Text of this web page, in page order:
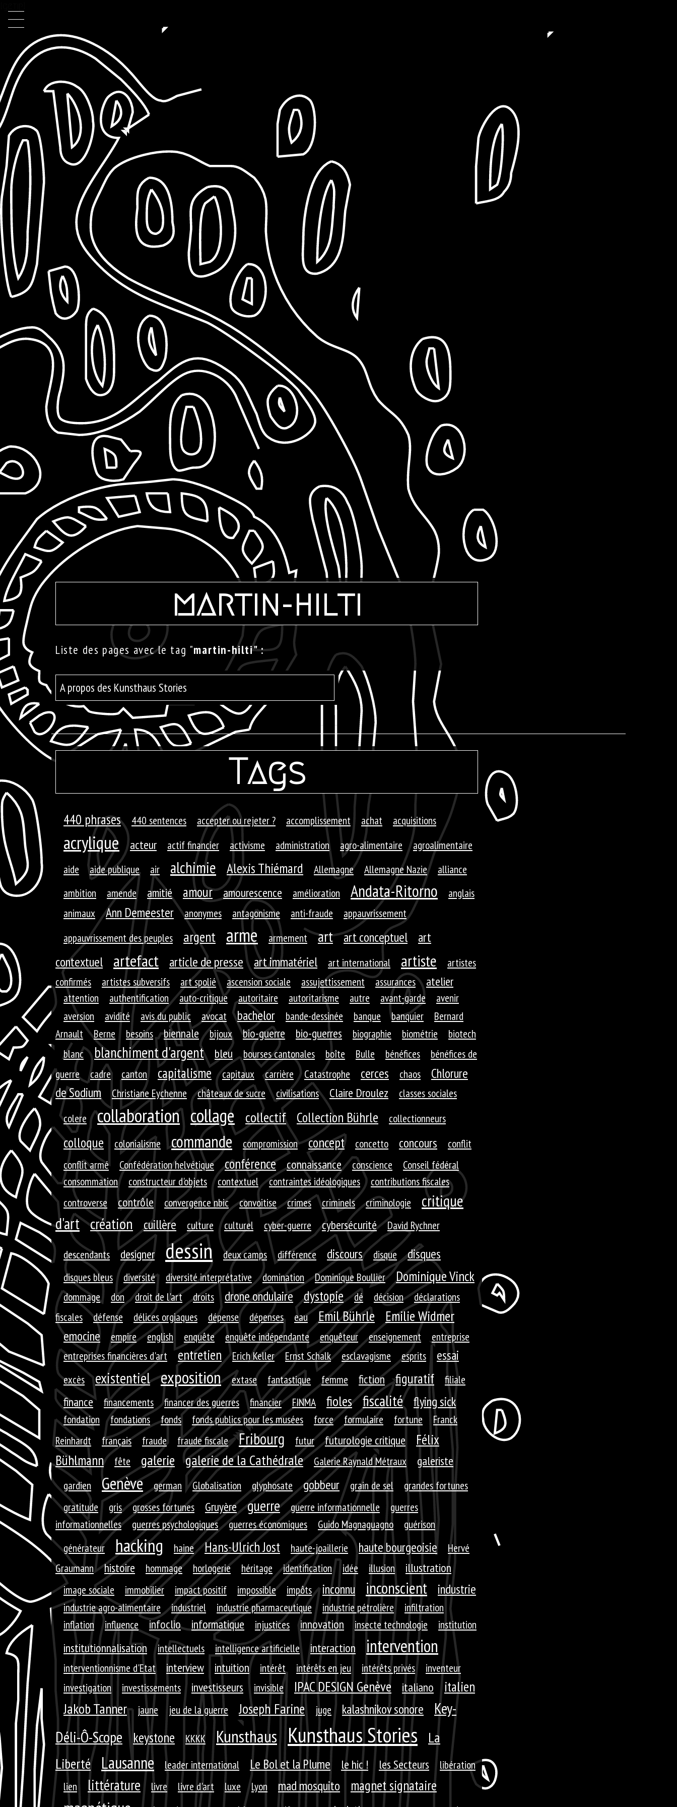
martin-hilti
Liste des pages avec le tag "martin-hilti" :
A propos des Kunsthaus Stories
Tags
440 phrases 440 sentences accepter ou rejeter ? accomplissement achat acquisitions
acrylique acteur actif financier activisme administration agro-alimentaire
agroalimentaire
aide
aide publique air alchimie Alexis Thiémard Allemagne Allemagne Nazie
alliance
ambition
amende amitié amour amourescence amélioration Andata-Ritorno
anglais
animaux
Ann Demeester anonymes antagonisme anti-fraude
appauvrissement
appauvrissement des peuples
argent arme armement art art conceptuel
art
contextuel
artefact article de presse art immatériel art international artiste
artistes
confirmés
artistes subversifs art spolié ascension sociale assujettissement assurances atelier
attention authentification auto-critique autoritaire autoritarisme autre avant-garde
avenir
aversion
avidité avis du public avocat bachelor bande-dessinée banque banquier
Bernard
Arnault
Berne besoins biennale bijoux bio-guerre bio-guerres biographie biométrie
biotech
blanc
blanchiment d'argent bleu bourses cantonales boîte Bulle bénéfices
bénéfices de
guerre
cadre canton capitalisme capitaux carrière Catastrophe cerces chaos
Chlorure
de Sodium
Christiane Eychenne châteaux de sucre civilisations Claire Droulez
classes sociales
colere
collaboration collage collectif Collection Bührle collectionneurs
colloque colonialisme commande compromission concept concetto concours
conflit
conflit armé
Confédération helvétique conférence connaissance conscience
Conseil fédéral
consommation
constructeur d'objets contextuel contraintes idéologiques
contributions fiscales
controverse
contrôle convergence nbic convoitise crimes criminels criminologie
critique
d'art création cuillère culture culturel cyber-guerre cybersécurité David Rychner
descendants designer dessin deux camps différence discours disque disques
disques bleus diversité diversité interprétative domination Dominique Boullier Dominique Vinck
dommage don droit de l'art droits drone ondulaire dystopie dé décision
déclarations
fiscales
défense délices orgiaques dépense dépenses eau Emil Bührle Emilie Widmer
emocine empire english enquête enquête indépendante enquêteur enseignement
entreprise
entreprises financières d'art
entretien Erich Keller Ernst Schalk esclavagisme esprits essai
excès existentiel exposition extase fantastique femme fiction figuratif filiale
finance financements financer des guerres financier FINMA fioles fiscalité flying sick
fondation fondations fonds fonds publics pour les musées force formulaire fortune
Franck
Reinhardt
français fraude fraude fiscale Fribourg futur futurologie critique
Félix
Bühlmann
fête galerie galerie de la Cathédrale Galerie Raynald Métraux galeriste
gardien Genève german Globalisation glyphosate gobbeur grain de sel
grandes fortunes
gratitude
gris grosses fortunes Gruyère guerre guerre informationnelle
guerres
informationnelles
guerres psychologiques guerres économiques Guido Magnaguagno
guérison
générateur
hacking haine Hans-Ulrich Jost haute-joaillerie haute bourgeoisie
Hervé
Graumann
histoire hommage horlogerie héritage identification idée illusion illustration
image sociale immobilier impact positif impossible impôts inconnu inconscient industrie
industrie agro-alimentaire industriel industrie pharmaceutique industrie pétrolière
infiltration
inflation
influence infoclio informatique injustices innovation insecte technologie institution
institutionnalisation intellectuels intelligence artificielle interaction intervention
interventionnisme d'Etat interview intuition intérêt intérêts en jeu intérêts privés
inventeur
investigation
investissements investisseurs invisible IPAC DESIGN Genève italiano italien
Jakob Tanner jaune jeu de la guerre Joseph Farine juge kalashnikov sonore
Key-
Déli-Ô-Scope
keystone KKKK Kunsthaus Kunsthaus Stories
La
Liberté
Lausanne leader international Le Bol et la Plume le hic ! les Secteurs
libération
lien
littérature livre livre d'art luxe Lyon mad mosquito magnet signataire